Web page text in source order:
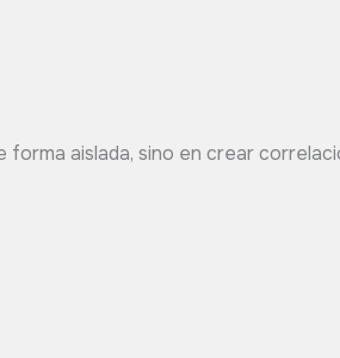
aislada, sino en crear